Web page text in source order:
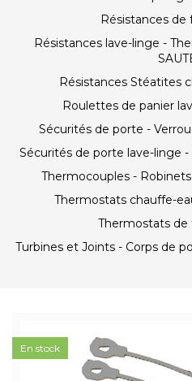
Résistances de
Résistances lave-linge -
Résistances Stéatites
Roulettes de panier
Sécurités de porte -
Sécurités de porte lave-linge -
Thermocouples -
Thermostats chauffe-
Thermostats de
Turbines et Joints - Corps de
En stock